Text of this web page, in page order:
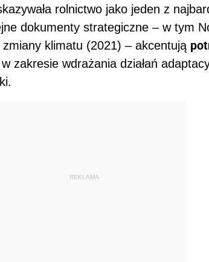
rolnictwo jako jeden z
dokumenty strategiczne – w tym
klimatu (2021) – akcentują
zakresie wdrażania działań
REKLAMA